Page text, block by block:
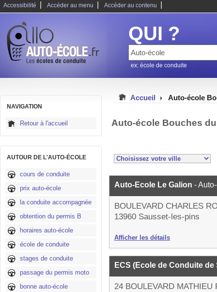
Accessibilité Accéder au menu Accéder au contenu
QUI ?
ex: école de conduite
NAVIGATION
Retour à l'accueil
AUTOUR DE L'AUTO-ÉCOLE
cours de conduite
prix auto-école
la conduite accompagnée
obtention du permis B
horaires auto-école
école de conduite
stages de conduite
passage du permis moto
bonne auto-école
Accueil Auto-école
Auto-école Bouches
Auto-Ecole Le Galion -
BOULEVARD CHARLES
13960 Sausset-les-pins
Afficher les détails
ECS (Ecole de Conduite
24 BOULEVARD MATHIEU